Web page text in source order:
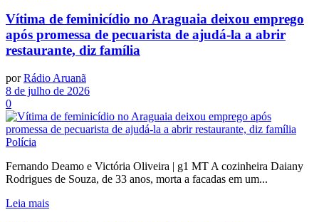
Vítima de feminicídio no Araguaia deixou emprego
após promessa de pecuarista de ajudá-la a abrir
restaurante, diz família
por Rádio Aruanã
8 de julho de 2026
0
Polícia
Fernando Deamo e Victória Oliveira | g1 MT A cozinheira Daiany
Rodrigues de Souza, de 33 anos, morta a facadas em um...
Leia mais